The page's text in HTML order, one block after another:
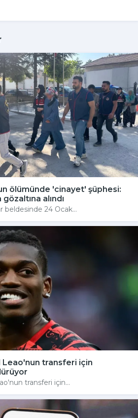
ölümünde 'cinayet' şüphesi:
alındı
beldesinde 24 Ocak...
Leao'nun transferi için
transferi için...